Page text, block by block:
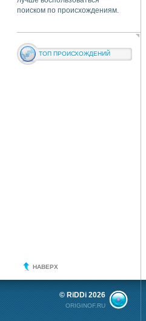
поиском по происхождениям.
ТОП ПРОИСХОЖДЕНИЙ
НАВЕРХ
© RiDDi 2026
ORIGINOF.RU